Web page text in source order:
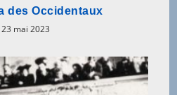
des Occidentaux
23 mai 2023